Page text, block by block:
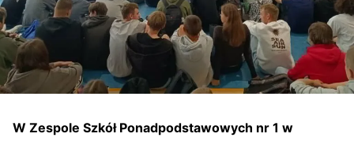
W Zespole Szkół Ponadpodstawowych nr 1 w